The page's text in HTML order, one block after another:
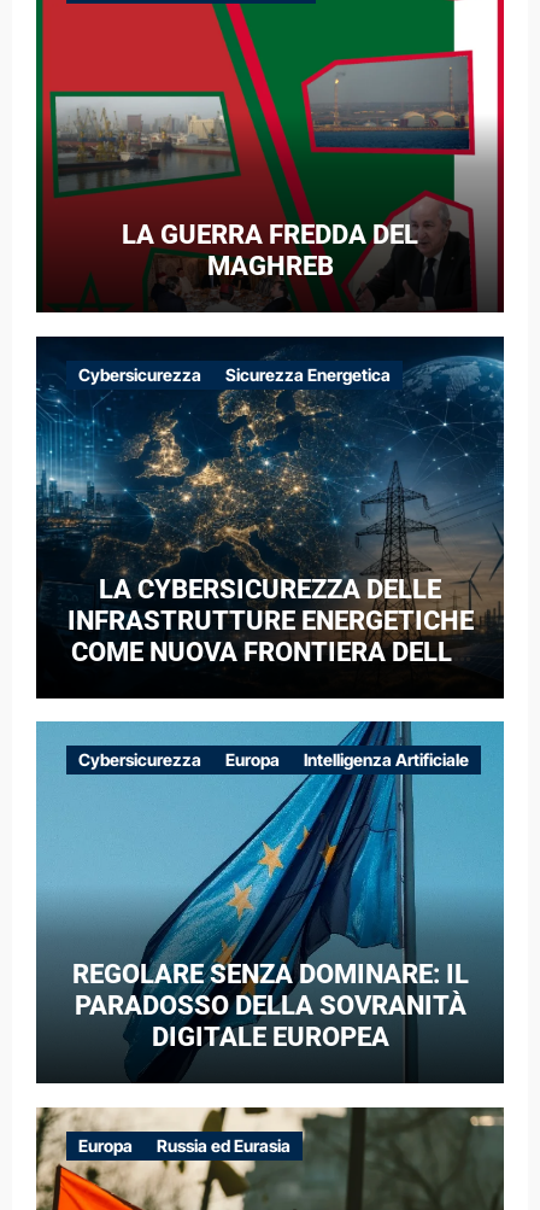
LA GUERRA FREDDA DEL
MAGHREB
Cybersicurezza Sicurezza Energetica
LA CYBERSICUREZZA DELLE
INFRASTRUTTURE ENERGETICHE
COME NUOVA FRONTIERA DELLA
CASO DELLE RETI ELETTRICHE
EUROPEE NEL CONTESTO DELLA
GUERRA IBRIDA
Cybersicurezza Europa Intelligenza Artificiale
REGOLARE SENZA DOMINARE: IL
PARADOSSO DELLA SOVRANITÀ
DIGITALE EUROPEA
Europa Russia ed Eurasia